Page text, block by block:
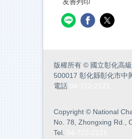
版權所有 © 國立彰化高
500017 彰化縣彰化市中
電話
Copyright © National
No. 78, Zhongxing Rd.,
Tel.